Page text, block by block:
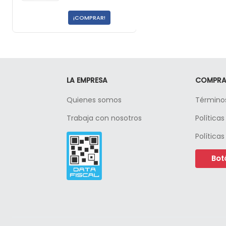
¡COMPRAR!
LA EMPRESA
Quienes somos
Trabaja con nosotros